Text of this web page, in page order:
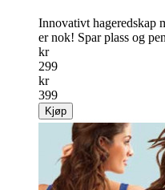
Innovativt hageredskap
er nok! Spar plass og
kr
299
kr
399
Kjøp